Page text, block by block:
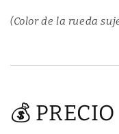
(Color de la rueda
💰